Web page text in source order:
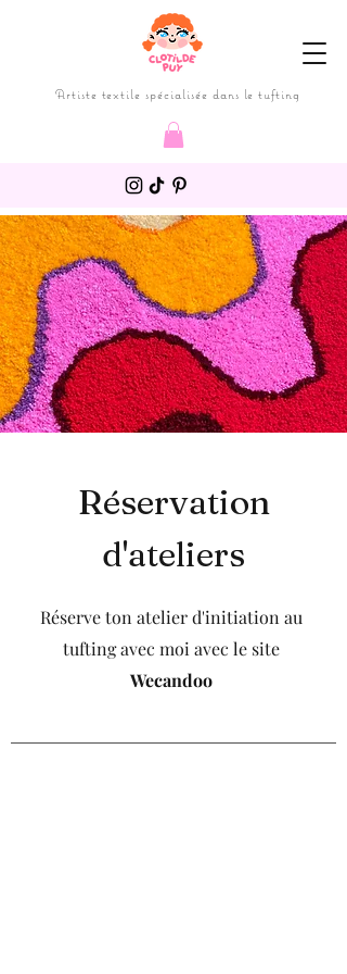
Artiste textile spécialisée dans le tufting
Réservation
d'ateliers
Réserve ton atelier d'initiation au
tufting avec moi avec le site
Wecandoo